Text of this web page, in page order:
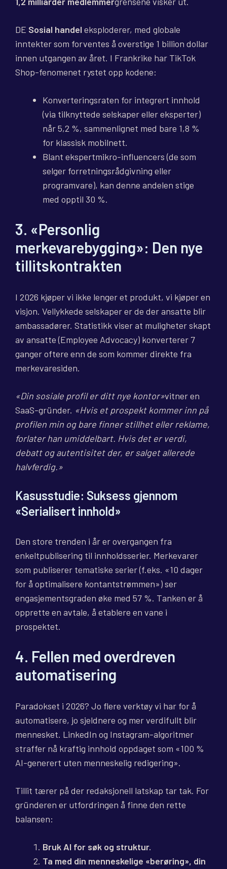
DE Sosial handel eksploderer, med globale
inntekter som forventes å overstige 1 billion dollar
innen utgangen av året. I Frankrike har TikTok
Shop-fenomenet rystet opp kodene:
Konverteringsraten for integrert innhold
(via tilknyttede selskaper eller eksperter)
når 5,2 %, sammenlignet med bare 1,8 %
for klassisk mobilnett.
Blant ekspertmikro-influencers (de som
selger forretningsrådgivning eller
programvare), kan denne andelen stige
med opptil 30 %.
3. «Personlig
merkevarebygging»: Den nye
tillitskontrakten
I 2026 kjøper vi ikke lenger et produkt, vi kjøper en
visjon. Vellykkede selskaper er de der ansatte blir
ambassadører. Statistikk viser at muligheter skapt
av ansatte (Employee Advocacy) konverterer 7
ganger oftere enn de som kommer direkte fra
merkevaresiden.
«Din sosiale profil er ditt nye kontor»vitner en
SaaS-gründer. «Hvis et prospekt kommer inn på
profilen min og bare finner stillhet eller reklame,
forlater han umiddelbart. Hvis det er verdi,
debatt og autentisitet der, er salget allerede
halvferdig.»
Kasusstudie: Suksess gjennom
«Serialisert innhold»
Den store trenden i år er overgangen fra
enkeltpublisering til innholdsserier. Merkevarer
som publiserer tematiske serier (f.eks. «10 dager
for å optimalisere kontantstrømmen») ser
engasjementsgraden øke med 57 %. Tanken er å
opprette en avtale, å etablere en vane i
prospektet.
4. Fellen med overdreven
automatisering
Paradokset i 2026? Jo flere verktøy vi har for å
automatisere, jo sjeldnere og mer verdifullt blir
mennesket. LinkedIn og Instagram-algoritmer
straffer nå kraftig innhold oppdaget som «100 %
AI-generert uten menneskelig redigering».
Tillit tærer på der redaksjonell latskap tar tak. For
gründeren er utfordringen å finne den rette
balansen:
Bruk AI for søk og struktur.
Ta med din menneskelige «berøring», din